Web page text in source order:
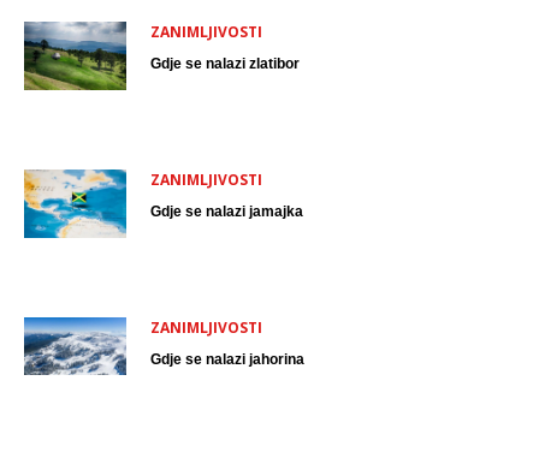
ZANIMLJIVOSTI
Gdje se nalazi zlatibor
ZANIMLJIVOSTI
Gdje se nalazi jamajka
ZANIMLJIVOSTI
Gdje se nalazi jahorina